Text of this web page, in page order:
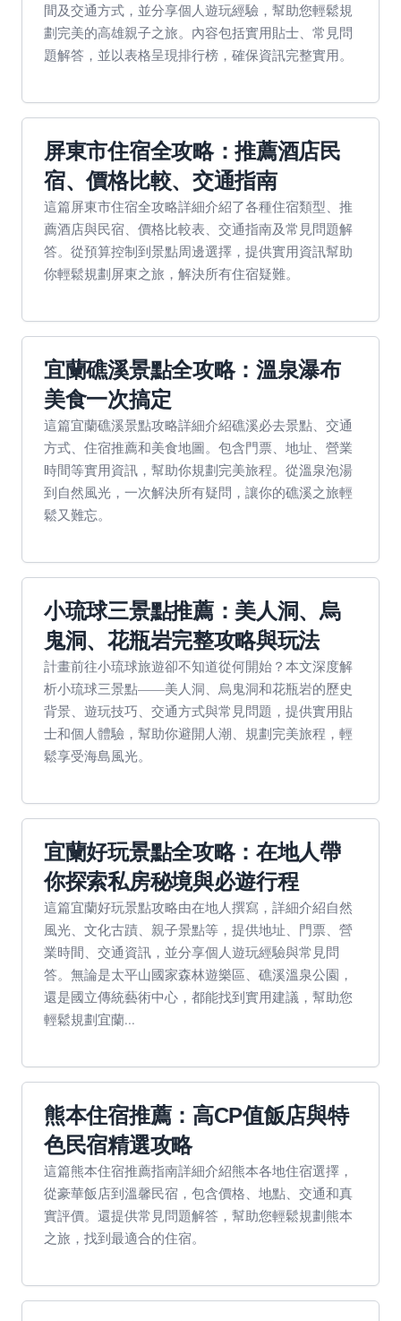
間及交通方式，並分享個人遊玩經驗，幫助您輕鬆規
劃完美的高雄親子之旅。內容包括實用貼士、常見問
題解答，並以表格呈現排行榜，確保資訊完整實用。
屏東市住宿全攻略：推薦酒店民
宿、價格比較、交通指南
這篇屏東市住宿全攻略詳細介紹了各種住宿類型、推
薦酒店與民宿、價格比較表、交通指南及常見問題解
答。從預算控制到景點周邊選擇，提供實用資訊幫助
你輕鬆規劃屏東之旅，解決所有住宿疑難。
宜蘭礁溪景點全攻略：溫泉瀑布
美食一次搞定
這篇宜蘭礁溪景點攻略詳細介紹礁溪必去景點、交通
方式、住宿推薦和美食地圖。包含門票、地址、營業
時間等實用資訊，幫助你規劃完美旅程。從溫泉泡湯
到自然風光，一次解決所有疑問，讓你的礁溪之旅輕
鬆又難忘。
小琉球三景點推薦：美人洞、烏
鬼洞、花瓶岩完整攻略與玩法
計畫前往小琉球旅遊卻不知道從何開始？本文深度解
析小琉球三景點——美人洞、烏鬼洞和花瓶岩的歷史
背景、遊玩技巧、交通方式與常見問題，提供實用貼
士和個人體驗，幫助你避開人潮、規劃完美旅程，輕
鬆享受海島風光。
宜蘭好玩景點全攻略：在地人帶
你探索私房秘境與必遊行程
這篇宜蘭好玩景點攻略由在地人撰寫，詳細介紹自然
風光、文化古蹟、親子景點等，提供地址、門票、營
業時間、交通資訊，並分享個人遊玩經驗與常見問
答。無論是太平山國家森林遊樂區、礁溪溫泉公園，
還是國立傳統藝術中心，都能找到實用建議，幫助您
輕鬆規劃宜蘭...
熊本住宿推薦：高CP值飯店與特
色民宿精選攻略
這篇熊本住宿推薦指南詳細介紹熊本各地住宿選擇，
從豪華飯店到溫馨民宿，包含價格、地點、交通和真
實評價。還提供常見問題解答，幫助您輕鬆規劃熊本
之旅，找到最適合的住宿。